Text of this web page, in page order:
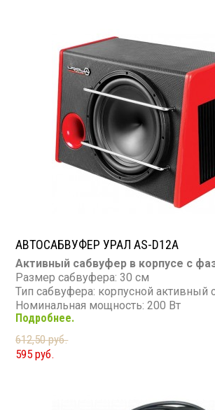
DVD/Video: нет, 9 или 10.1" экран
TV-тюнер: нет
USB: есть
SD карта: нет
AUX вход: есть
Пульт: нет
Bluetooth: есть
Съемная панель: нет
RCA (линейные) выходы: 3 пары
Мощность 50 Вт х 4
АВТОСАБВУФЕР УРАЛ AS-D12A
Активный сабвуфер в корпусе с
Размер сабвуфера: 30 см
Тип сабвуфера: корпусной активный
Номинальная мощность: 200 Вт
Максимальная мощность: 800 Вт
Диапазон частот: 21 - 240 Гц
Сопротивление: 4 Ом
Подробнее.
612,50 руб.
595 руб.